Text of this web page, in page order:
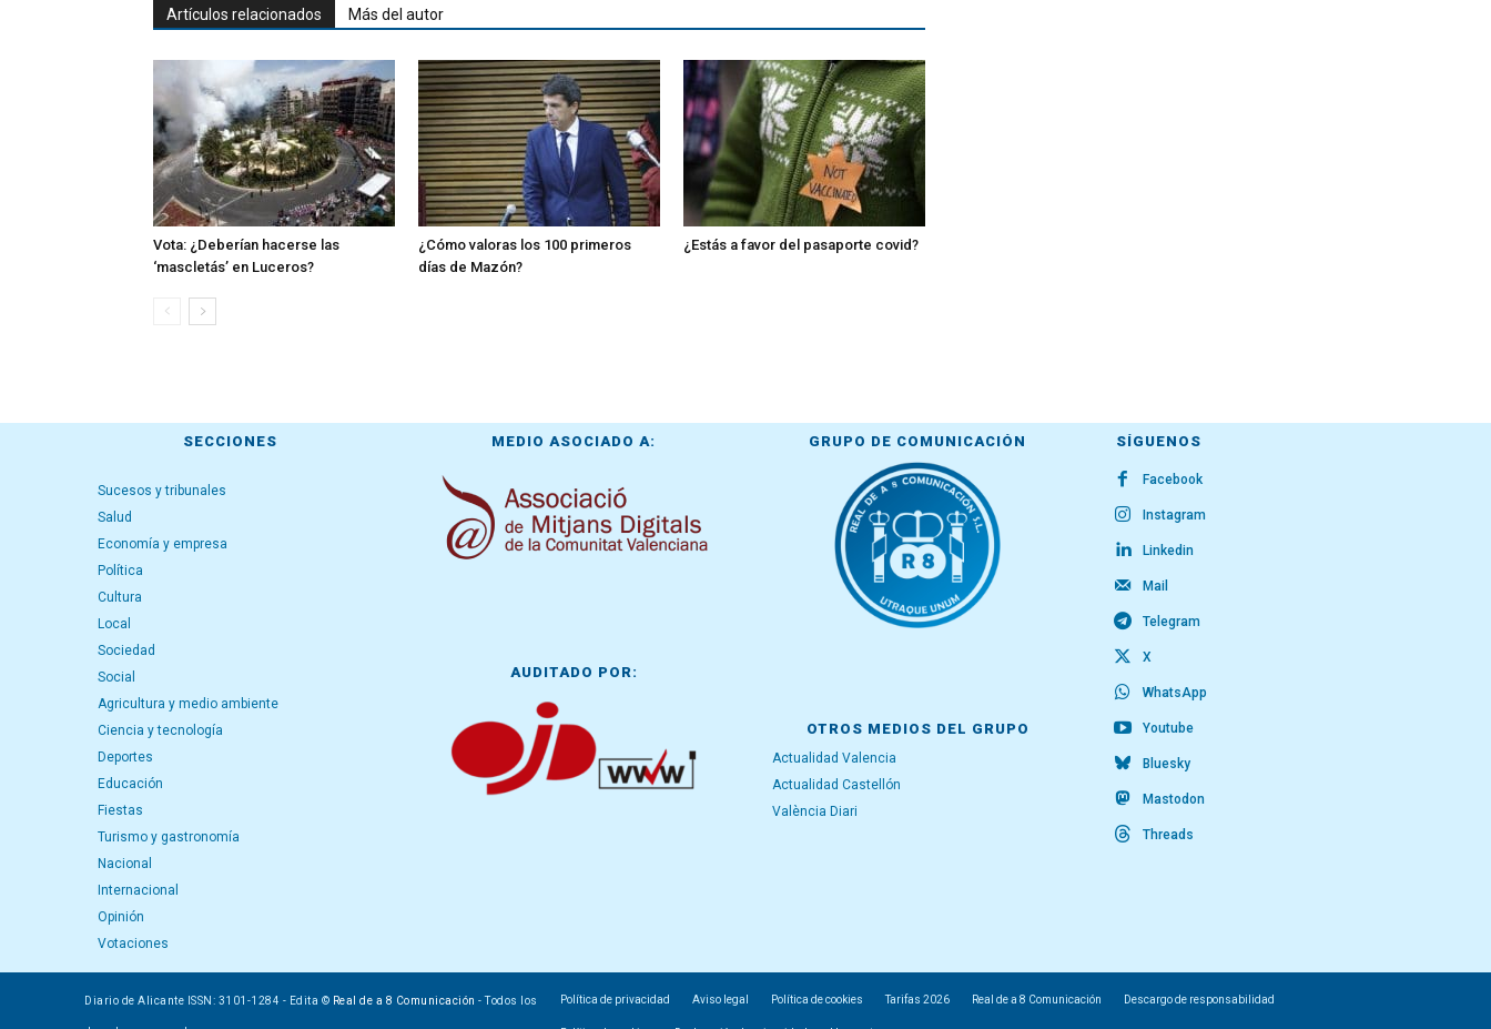
Artículos relacionados Más del autor
Vota: ¿Deberían hacerse las
‘mascletás’ en Luceros?
¿Cómo valoras los 100 primeros
días de Mazón?
¿Estás a favor del pasaporte covid?
SECCIONES
Sucesos y tribunales
Salud
Economía y empresa
Política
Cultura
Local
Sociedad
Social
Agricultura y medio ambiente
Ciencia y tecnología
Deportes
Educación
Fiestas
Turismo y gastronomía
Nacional
Internacional
Opinión
Votaciones
MEDIO ASOCIADO A:
AUDITADO POR:
GRUPO DE COMUNICACIÓN
OTROS MEDIOS DEL GRUPO
Actualidad Valencia
Actualidad Castellón
València Diari
SÍGUENOS
Facebook
Instagram
Linkedin
Mail
Telegram
X
WhatsApp
Youtube
Bluesky
Mastodon
Threads
Diario de Alicante ISSN: 3101-1284 - Edita © Real de a 8 Comunicación - Todos los Política de privacidad Aviso legal Política de cookies Tarifas 2026 Real de a 8 Comunicación Descargo de responsabilidad